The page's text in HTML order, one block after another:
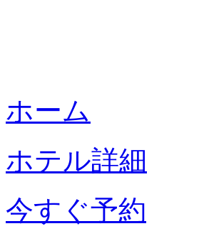
ホーム
ホテル詳細
今すぐ予約